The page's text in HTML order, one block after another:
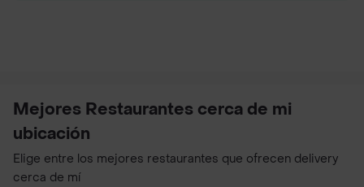
Mejores Restaurantes cerca de mi
ubicación
Elige entre los mejores restaurantes que ofrecen delivery
cerca de mí